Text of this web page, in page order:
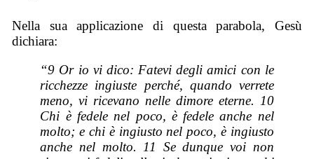
Nella sua applicazione di questa parabola, Gesù
dichiara:
“9 Or io vi dico: Fatevi degli amici con le
ricchezze ingiuste perché, quando verrete
meno, vi ricevano nelle dimore eterne. 10
Chi è fedele nel poco, è fedele anche nel
molto; e chi è ingiusto nel poco, è ingiusto
anche nel molto. 11 Se dunque voi non